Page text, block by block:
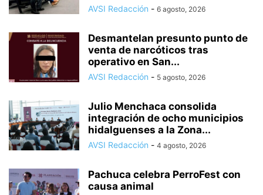
AVSI Redacción - 6 agosto, 2026
Desmantelan presunto punto de
venta de narcóticos tras
operativo en San...
AVSI Redacción - 5 agosto, 2026
Julio Menchaca consolida
integración de ocho municipios
hidalguenses a la Zona...
AVSI Redacción - 4 agosto, 2026
Pachuca celebra PerroFest con
causa animal